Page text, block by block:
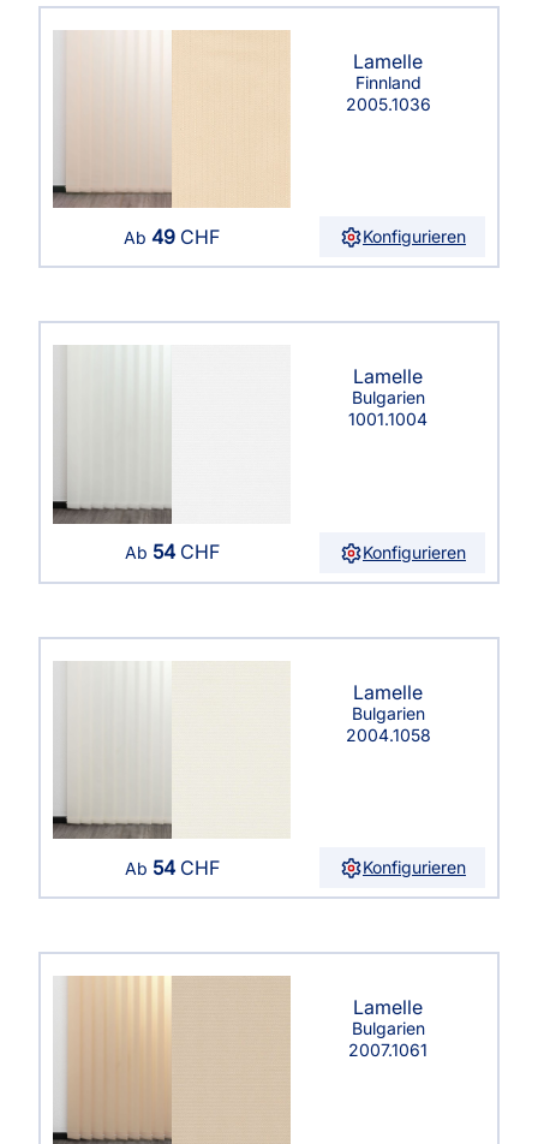
Lamelle
Finnland
2005.1036
Ab 49 CHF Konfigurieren
Lamelle
Bulgarien
1001.1004
Ab 54CHF Konfigurieren
Lamelle
Bulgarien
2004.1058
Ab 54CHF Konfigurieren
Lamelle
Bulgarien
2007.1061